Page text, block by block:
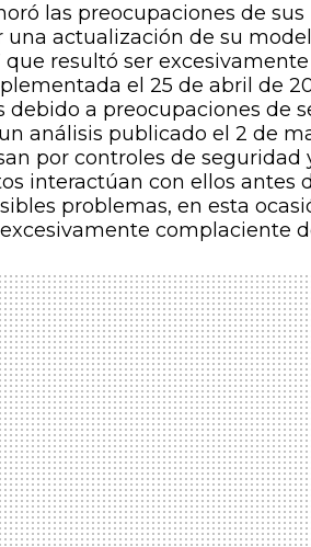
las preocupaciones de sus
actualización de su
resultó ser
el 25 de abril de
debido a preocupaciones de
análisis publicado el 2 de
por controles de seguridad
interactúan con ellos antes
problemas, en esta
complaciente